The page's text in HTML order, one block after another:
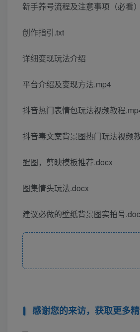
新手养号流程及注意事项（必看
创作指引.txt
详细变现玩法介绍
平台介绍及变现方法.mp4
抖音热门表情包玩法视频教程
抖音毒文案背景图热门玩法视频
醒图，剪映模板推荐.docx
图集情头玩法.docx
建议必做的壁纸背景图实拍号
感谢您的来访，获取更多